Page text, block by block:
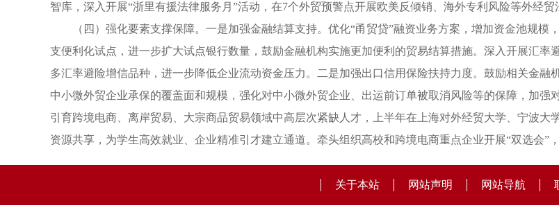
智库，深入开展“浙里有援法律服务月”活动，在7个外贸预警点开展欧美反倾销、海外专利风险等外经
（四）强化要素支撑保障。一是加强金融结算支持。优化“甬贸贷”融资业务方案，增加资金池规
支便利化试点，进一步扩大试点银行数量，鼓励金融机构实施更加便利的贸易结算措施。深入开展汇率
多汇率避险增信品种，进一步降低企业流动资金压力。二是加强出口信用保险扶持力度。鼓励相关金
中小微外贸企业承保的覆盖面和规模，强化对中小微外贸企业、出运前订单被取消风险等的保障，加
引育跨境电商、离岸贸易、大宗商品贸易领域中高层次紧缺人才，上半年在上海对外经贸大学、宁波
资源共享，为学生高效就业、企业精准引才建立通道。牵头组织高校和跨境电商重点企业开展“双选会”
关于本站 网站声明 网站导航